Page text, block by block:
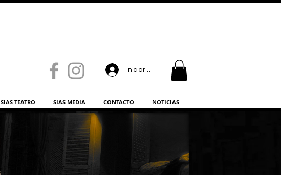
SIAS TEATRO SIAS MEDIA CONTACTO NOTICIAS
Iniciar sesión